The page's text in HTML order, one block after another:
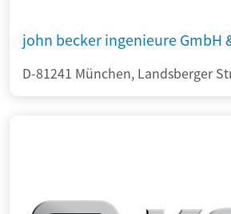
john becker ingenieure GmbH
D-81241 München, Landsberger